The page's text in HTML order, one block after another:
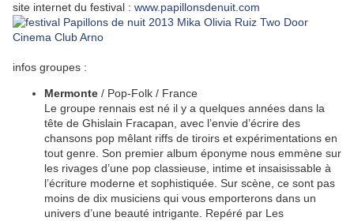
site internet du festival : www.papillonsdenuit.com
infos groupes :
Mermonte / Pop-Folk / France
Le groupe rennais est né il y a quelques années dans la
tête de Ghislain Fracapan, avec l’envie d’écrire des
chansons pop mêlant riffs de tiroirs et expérimentations en
tout genre. Son premier album éponyme nous emmène sur
les rivages d’une pop classieuse, intime et insaisissable à
l’écriture moderne et sophistiquée. Sur scène, ce sont pas
moins de dix musiciens qui vous emporterons dans un
univers d’une beauté intrigante. Repéré par Les